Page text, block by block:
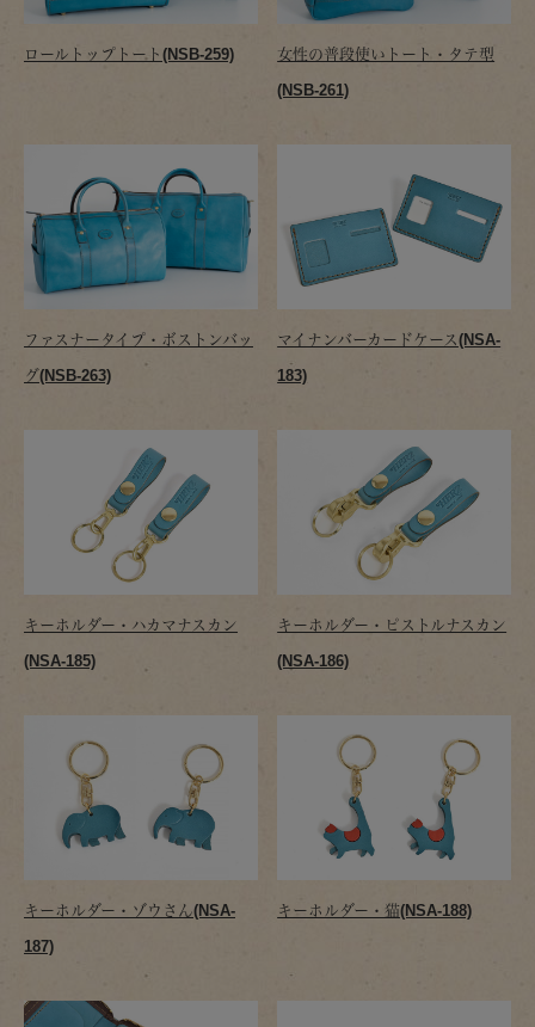
ロールトップトート(NSB-259)
女性の普段使いトート・タテ型
(NSB-261)
ファスナータイプ・ボストンバッ
グ(NSB-263)
マイナンバーカードケース(NSA-
183)
キーホルダー・ハカマナスカン
(NSA-185)
キーホルダー・ピストルナスカン
(NSA-186)
キーホルダー・ゾウさん(NSA-
187)
キーホルダー・猫(NSA-188)